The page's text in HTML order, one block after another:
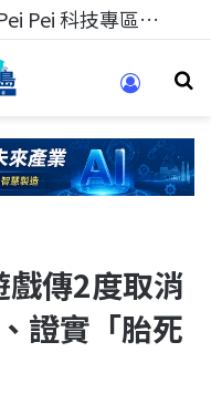
科技人的經驗傳承地！在 Pei Pei 科技專區，與學弟妹交流最硬核的技術
傳2度取消
證實「胎死